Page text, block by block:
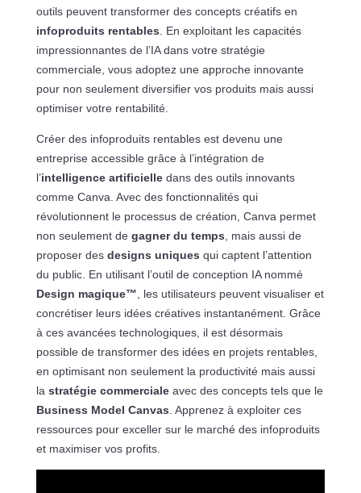
outils peuvent transformer des concepts créatifs en
infoproduits rentables . En exploitant les capacités
impressionnantes de l’IA dans votre stratégie
commerciale, vous adoptez une approche innovante
pour non seulement diversifier vos produits mais aussi
optimiser votre rentabilité.
Créer des infoproduits rentables est devenu une
entreprise accessible grâce à l’intégration de
l’intelligence artificielledans des outils innovants
comme Canva. Avec des fonctionnalités qui
révolutionnent le processus de création, Canva permet
non seulement de gagner du temps , mais aussi de
proposer des designs uniques qui captent l’attention
du public. En utilisant l’outil de conception IA nommé
Design magique™ , les utilisateurs peuvent visualiser et
concrétiser leurs idées créatives instantanément. Grâce
à ces avancées technologiques, il est désormais
possible de transformer des idées en projets rentables,
en optimisant non seulement la productivité mais aussi
la stratégie commercialeavec des concepts tels que le
Business Model Canvas . Apprenez à exploiter ces
ressources pour exceller sur le marché des infoproduits
et maximiser vos profits.